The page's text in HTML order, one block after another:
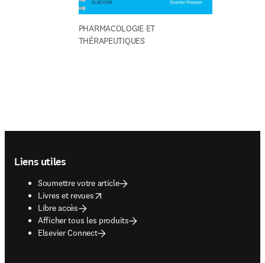
PHARMACOLOGIE ET
THÉRAPEUTIQUES
Liens utiles
Soumettre votre article
Livres et revues
opens in new tab/window
Libre accès
Afficher tous les produits
Elsevier Connect